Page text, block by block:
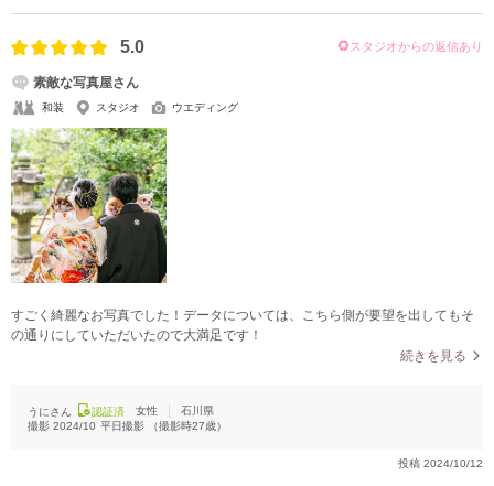
5.0 スタジオからの返信あり
素敵な写真屋さん
和装 スタジオ ウエディング
すごく綺麗なお写真でした！データについては、こちら側が要望を出してもそ
の通りにしていただいたので大満足です！
続きを見る
うにさん 認証済 女性
石川県
撮影 2024/10 平日撮影 （撮影時27歳）
投稿 2024/10/12